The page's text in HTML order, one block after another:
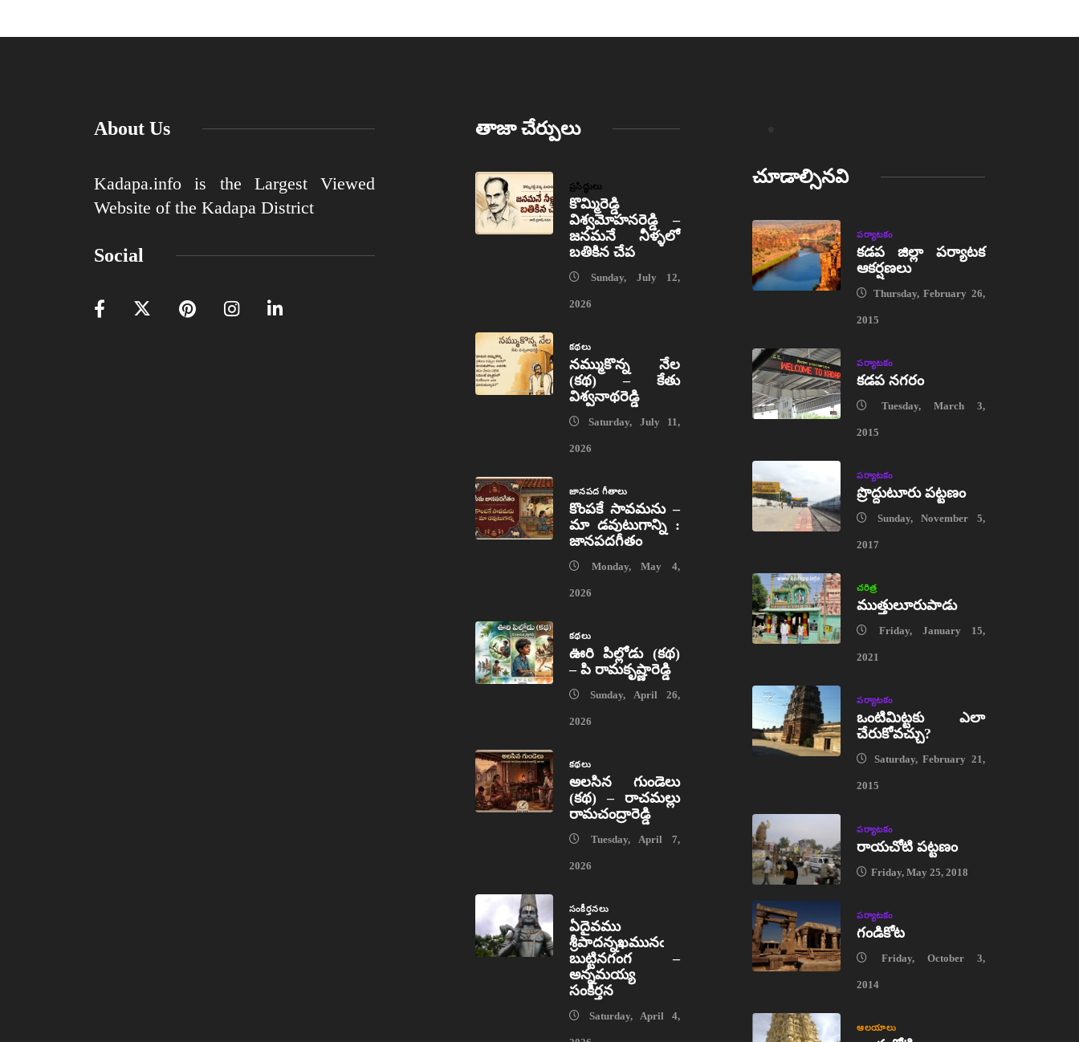
About Us
Kadapa.info is the Largest Viewed
Website of the Kadapa District
Social
తాజా చేర్పులు
ప్రసిద్ధులు
కొమ్మిరెడ్డి
విశ్వమోహనరెడ్డి –
జనమనే నీళ్ళలో
బతికిన చేప
Sunday, July 12,
2026
కథలు
నమ్ముకొన్న నేల
(కథ) – కేతు
విశ్వనాథరెడ్డి
Saturday, July 11,
2026
జానపద గీతాలు
కొంపకే సావమను –
మా డవుటుగాన్ని :
జానపదగీతం
Monday, May 4,
2026
కథలు
ఊరి పిల్లోడు (కథ)
– పి రామకృష్ణారెడ్డి
Sunday, April 26,
2026
కథలు
అలసిన గుండెలు
(కథ) – రాచమల్లు
రామచంద్రారెడ్డి
Tuesday, April 7,
2026
సంకీర్తనలు
ఏదైవము
శ్రీపాదన్నఖమునఁ
బుట్టినగంగ –
అన్నమయ్య
సంకీర్తన
Saturday, April 4,
చూడాల్సినవి
పర్యాటకం
కడప జిల్లా పర్యాటక
ఆకర్షణలు
Thursday, February 26,
2015
పర్యాటకం
కడప నగరం
Tuesday, March 3,
2015
పర్యాటకం
ప్రొద్దుటూరు పట్టణం
Sunday, November 5,
2017
చరిత్ర
ముత్తులూరుపాడు
Friday, January 15,
2021
పర్యాటకం
ఒంటిమిట్టకు ఎలా
చేరుకోవచ్చు?
Saturday, February 21,
2015
పర్యాటకం
రాయచోటి పట్టణం
Friday, May 25, 2018
పర్యాటకం
గండికోట
Friday, October 3,
2014
ఆలయాలు